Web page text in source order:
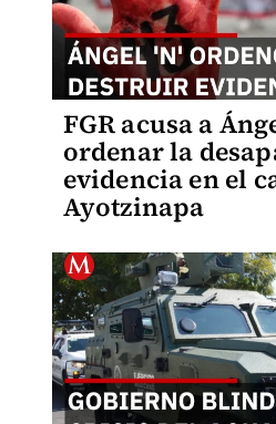
FGR acusa a
ordenar la
evidencia en el
Ayotzinapa